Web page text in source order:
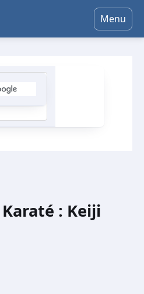
Menu
: Keiji